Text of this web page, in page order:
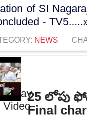
of SI
-
NEWS
25 లోపు
Final